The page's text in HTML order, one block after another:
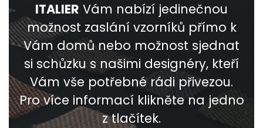
ITALIER Vám nabízí jedinečnou
možnost zaslání vzorníků přímo k
Vám domů nebo možnost sjednat
si schůzku s našimi designéry, kteří
Vám vše potřebné rádi přivezou.
Pro více informací klikněte na jedno
z tlačítek.